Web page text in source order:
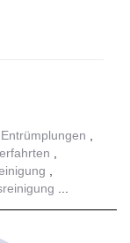
Entrümplungen